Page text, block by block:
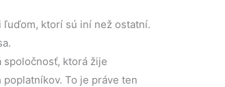
ktorí sú iní než ostatní.
spoločnosť, ktorá žije
To je práve ten